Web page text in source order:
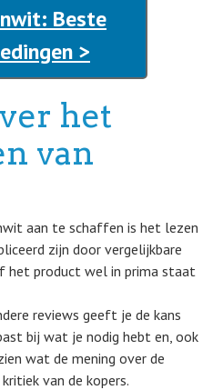
Beste
>
het
van
aan te schaffen is het lezen
zijn door vergelijkbare
product wel in prima staat
reviews geeft je de kans
bij wat je nodig hebt en, ook
wat de mening over de
van de kopers.